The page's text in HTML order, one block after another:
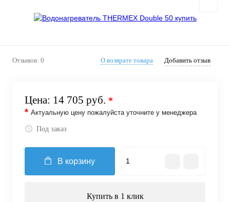
Отзывов: 0 О возврате товара Добавить отзыв
Цена: 14 705 руб. *
* Актуальную цену пожалуйста уточните у менеджера
Под заказ
В корзину
Купить в 1 клик